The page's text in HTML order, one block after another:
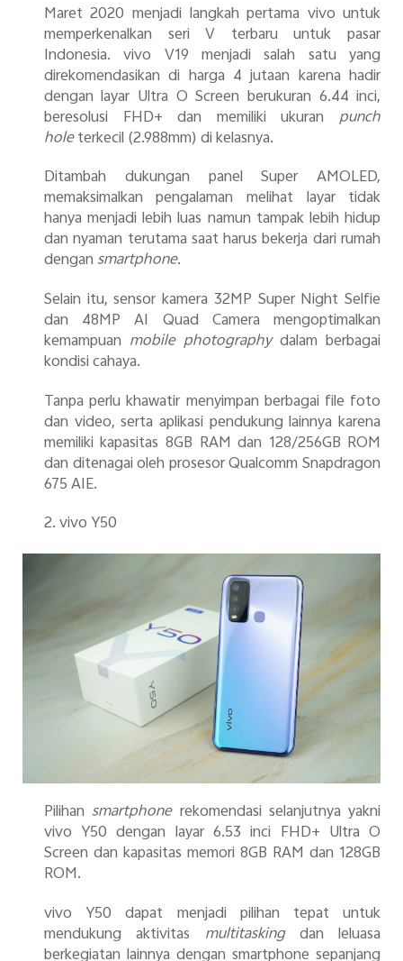
Maret 2020 menjadi langkah pertama vivo untuk
memperkenalkan seri V terbaru untuk pasar
Indonesia. vivo V19 menjadi salah satu yang
direkomendasikan di harga 4 jutaan karena hadir
dengan layar Ultra O Screen berukuran 6.44 inci,
beresolusi FHD+ dan memiliki ukuranpunch
holeterkecil (2.988mm) di kelasnya.
Ditambah dukungan panel Super AMOLED,
memaksimalkan pengalaman melihat layar tidak
hanya menjadi lebih luas namun tampak lebih hidup
dan nyaman terutama saat harus bekerja dari rumah
dengan smartphone.
Selain itu, sensor kamera 32MP Super Night Selfie
dan 48MP AI Quad Camera mengoptimalkan
kemampuan mobile photographydalam berbagai
kondisi cahaya.
Tanpa perlu khawatir menyimpan berbagai file foto
dan video, serta aplikasi pendukung lainnya karena
memiliki kapasitas 8GB RAM dan 128/256GB ROM
dan ditenagai oleh prosesorQualcomm Snapdragon
675 AIE.
2.vivo Y50
Pilihan smartphone rekomendasi selanjutnya yakni
vivo Y50 dengan layar 6.53 inci FHD+ Ultra O
Screen dan kapasitas memori 8GB RAM dan 128GB
ROM.
vivo Y50dapat menjadi pilihan tepat untuk
mendukung aktivitas multitaskingdan leluasa
berkegiatan lainnya dengan smartphone sepanjang